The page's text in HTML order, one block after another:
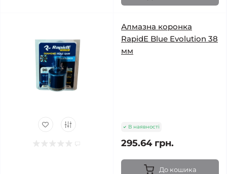
Алмазна коронка
RapidE Blue Evolution 38
мм
В наявності
295.64 грн.
До кошика